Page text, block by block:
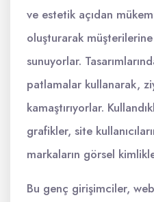
ve estetik açıdan
oluşturarak
sunuyorlar.
patlamalar kullanarak,
kamaştırıyorlar.
grafikler, site
markaların görsel
Bu genç girişimciler,